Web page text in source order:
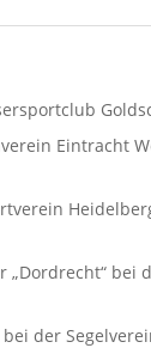
Eintracht
bei
der